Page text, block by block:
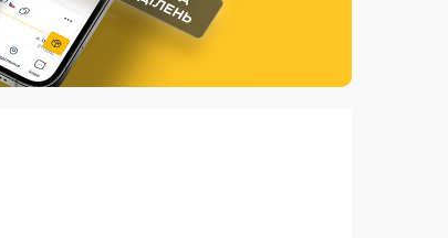
Страхові послуги
Каталог «Укрпошта Маркет»